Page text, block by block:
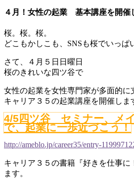
４月！女性の起業 基本講座を開催
桜。桜。桜。
どこもかしこも、SNSも桜でいっぱ
さて、４月５日日曜日
桜のきれいな四ツ谷で
女性の起業を女性専門家が多面的に
キャリア３５の起業講座を開催しま
4/5四ツ谷 セミナー、メイ
で、起業に一歩近づこう！
http://ameblo.jp/career35/entry-
キャリア３５の書籍『好きを仕事に
ます。